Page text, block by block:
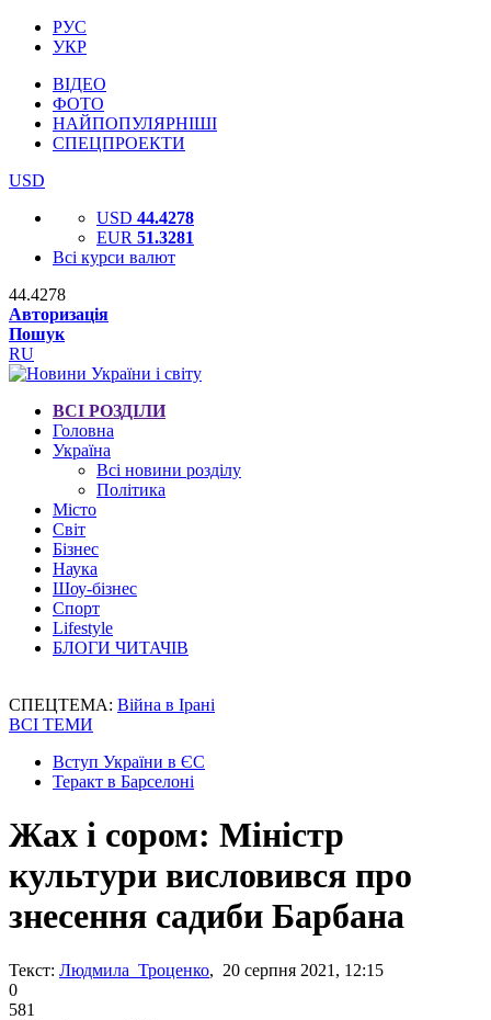
РУС
УКР
ВІДЕО
ФОТО
НАЙПОПУЛЯРНІШІ
СПЕЦПРОЕКТИ
USD
USD 44.4278
EUR 51.3281
Всі курси валют
44.4278
Авторизація
Пошук
RU
ВСІ РОЗДІЛИ
Головна
Україна
Всі новини розділу
Політика
Місто
Світ
Бізнес
Наука
Шоу-бізнес
Спорт
Lifestyle
БЛОГИ ЧИТАЧІВ
СПЕЦТЕМА: Війна в Ірані
ВСІ ТЕМИ
Вступ України в ЄС
Теракт в Барселоні
Жах і сором: Міністр
культури висловився про
знесення садиби Барбана
Текст: Людмила Троценко, 20 серпня 2021, 12:15
0
581